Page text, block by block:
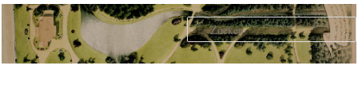
Spring
naar
primaire